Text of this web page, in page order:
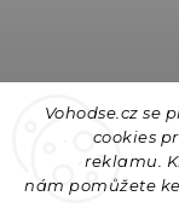
Vohodse.cz se
cookies
reklamu.
nám pomůžete
Sledovat na